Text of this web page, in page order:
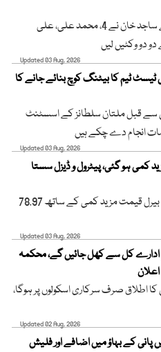
پاکستان کی جانب سے ساجد خان نے 4، محمد علی، علی
دو وکٹیں لیں
Updated 03 Aug, 2026
ٹیم کا بیٹنگ کوچ بنائے جانے کا
سے قبل ملتان سلطانز کے اسسٹنٹ
انجام دے چکے ہیں
Updated 03 Aug, 2026
کمی ہو گئی، پیٹرول و ڈیزل سستا
امریکی خام تیل کی فی بیرل قیمت مزید کمی کے ساتھ 78.97
Updated 03 Aug, 2026
ادارے کل سے کھل جائیں گے، محکمہ
تدریس کا اطلاق صرف سرکاری اسکولوں پر ہوگا،
Updated 02 Aug, 2026
پانی کے بہاؤ میں اضافے اور فلیش